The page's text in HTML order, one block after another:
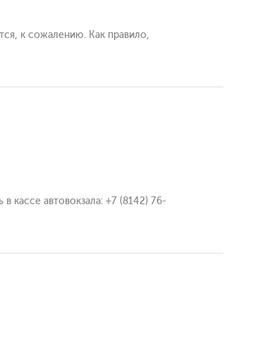
к сожалению. Как правило,
кассе автовокзала: +7 (8142) 76-